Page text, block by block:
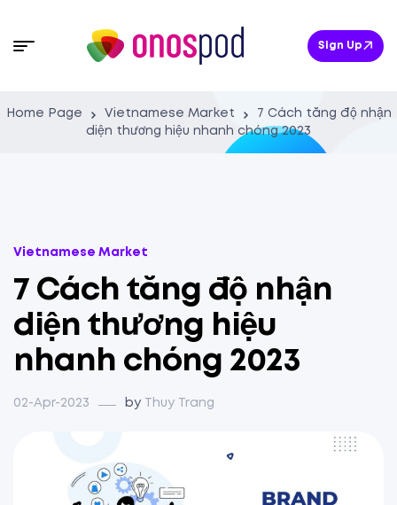
Sign Up
Home Page Vietnamese Market
7 Cách tăng độ nhận
diện thương hiệu nhanh chóng 2023
Vietnamese Market
7 Cách tăng độ nhận
diện thương hiệu
nhanh chóng 2023
02-Apr-2023 by Thuy Trang